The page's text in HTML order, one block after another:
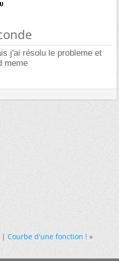
j'ai résolu le probleme et
meme
Courbe d'une fonction ! »